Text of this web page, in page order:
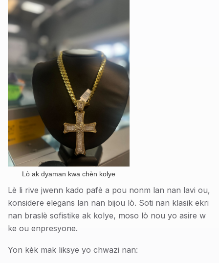
Lò ak dyaman kwa chèn kolye
Lè li rive jwenn kado pafè a pou nonm lan nan lavi ou,
konsidere elegans lan nan bijou lò. Soti nan klasik ekri
nan braslè sofistike ak kolye, moso lò nou yo asire w
ke ou enpresyone.
Yon kèk mak liksye yo chwazi nan: